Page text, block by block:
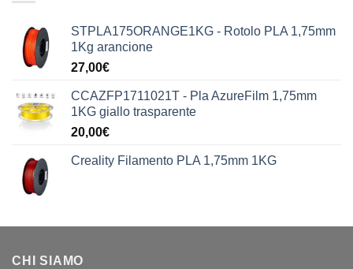
STPLA175ORANGE1KG - Rotolo PLA 1,75mm
1Kg arancione
27,00€
CCAZFP1711021T - Pla AzureFilm 1,75mm
1KG giallo trasparente
20,00€
Creality Filamento PLA 1,75mm 1KG
CHI SIAMO